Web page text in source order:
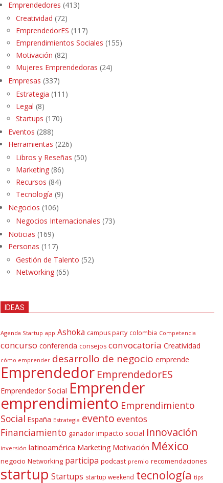
Emprendedores (413)
Creatividad (72)
EmprendedorES (117)
Emprendimientos Sociales (155)
Motivación (82)
Mujeres Emprendedoras (24)
Empresas (337)
Estrategia (111)
Legal (8)
Startups (170)
Eventos (288)
Herramientas (226)
Libros y Reseñas (50)
Marketing (86)
Recursos (84)
Tecnología (9)
Negocios (106)
Negocios Internacionales (73)
Noticias (169)
Personas (117)
Gestión de Talento (52)
Networking (65)
IDEAS
Agenda Startup app Ashoka campus party colombia Competencia
concurso conferencia consejos convocatoria Creatividad
cómo emprender desarrollo de negocio emprende
Emprendedor EmprendedorES
Emprendedor Social Emprender
emprendimiento Emprendimiento
Social España Estrategia evento eventos
Financiamiento ganador impacto social innovación
inversión latinoamérica Marketing Motivación México
negocio Networking participa podcast premio recomendaciones
startup Startups startup weekend tecnología tips